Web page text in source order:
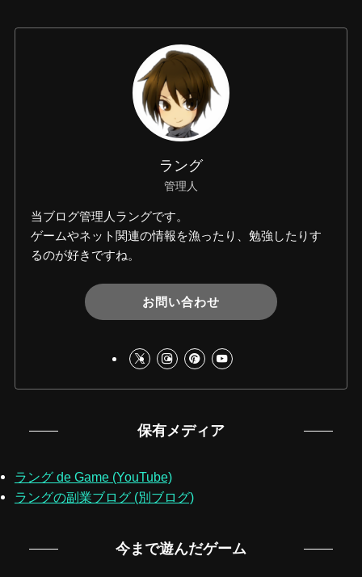
ラング
管理人
当ブログ管理人ラングです。
ゲームやネット関連の情報を漁ったり、勉強したりす
るのが好きですね。
お問い合わせ
保有メディア
ラング de Game (YouTube)
ラングの副業ブログ (別ブログ)
今まで遊んだゲーム